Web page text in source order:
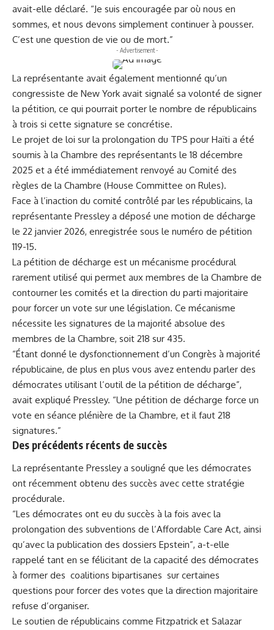
avait-elle déclaré. “Je suis encouragée par où nous en
sommes, et nous devons simplement continuer à pousser.
C’est une question de vie ou de mort.”
- Advertisement -
La représentante avait également mentionné qu’un
congressiste de New York avait signalé sa volonté de signer
la pétition, ce qui pourrait porter le nombre de républicains
à trois si cette signature se concrétise.
Le projet de loi sur la prolongation du TPS pour Haïti a été
soumis à la Chambre des représentants le 18 décembre
2025 et a été immédiatement renvoyé au Comité des
règles de la Chambre (House Committee on Rules).
Face à l’inaction du comité contrôlé par les républicains, la
représentante Pressley a déposé une motion de décharge
le 22 janvier 2026, enregistrée sous le numéro de pétition
119-15.
La pétition de décharge est un mécanisme procédural
rarement utilisé qui permet aux membres de la Chambre de
contourner les comités et la direction du parti majoritaire
pour forcer un vote sur une législation. Ce mécanisme
nécessite les signatures de la majorité absolue des
membres de la Chambre, soit 218 sur 435.
“Étant donné le dysfonctionnement d’un Congrès à majorité
républicaine, de plus en plus vous avez entendu parler des
démocrates utilisant l’outil de la pétition de décharge”,
avait expliqué Pressley. “Une pétition de décharge force un
vote en séance plénière de la Chambre, et il faut 218
signatures.”
Des précédents récents de succès
La représentante Pressley a souligné que les démocrates
ont récemment obtenu des succès avec cette stratégie
procédurale.
“Les démocrates ont eu du succès à la fois avec la
prolongation des subventions de l’Affordable Care Act, ainsi
qu’avec la publication des dossiers Epstein”, a-t-elle
rappelé tant en se félicitant de la capacité des démocrates
à former des coalitions bipartisanes sur certaines
questions pour forcer des votes que la direction majoritaire
refuse d’organiser.
Le soutien de républicains comme Fitzpatrick et Salazar